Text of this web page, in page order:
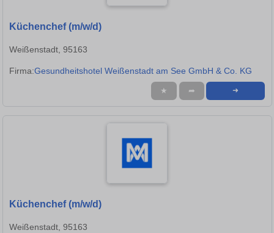
Küchenchef (m/w/d)
Weißenstadt, 95163
Firma:Gesundheitshotel Weißenstadt am See GmbH & Co. KG
★ ➦ ➜
Küchenchef (m/w/d)
Weißenstadt, 95163